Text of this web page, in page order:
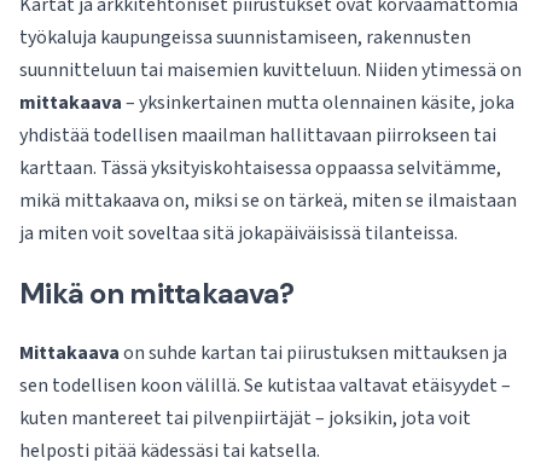
työkaluja kaupungeissa suunnistamiseen, rakennusten
suunnitteluun tai maisemien kuvitteluun. Niiden ytimessä on
mittakaava– yksinkertainen mutta olennainen käsite, joka
yhdistää todellisen maailman hallittavaan piirrokseen tai
karttaan. Tässä yksityiskohtaisessa oppaassa selvitämme,
mikä mittakaava on, miksi se on tärkeä, miten se ilmaistaan
ja miten voit soveltaa sitä jokapäiväisissä tilanteissa.
Mikä on mittakaava?
Mittakaavaon suhde kartan tai piirustuksen mittauksen ja
sen todellisen koon välillä. Se kutistaa valtavat etäisyydet –
kuten mantereet tai pilvenpiirtäjät – joksikin, jota voit
helposti pitää kädessäsi tai katsella.